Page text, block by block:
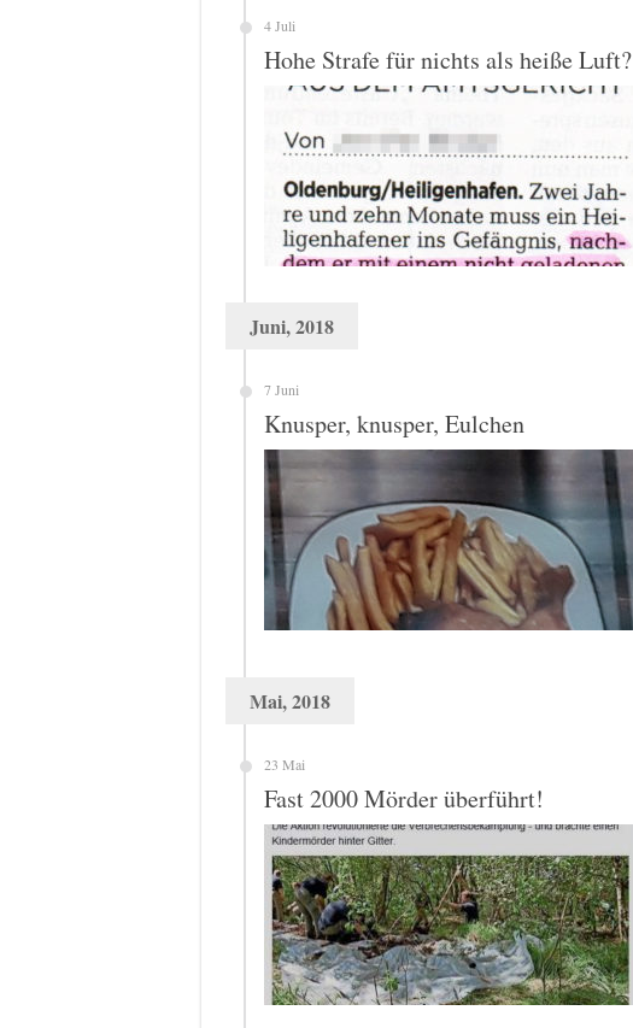
4 Juli
Hohe Strafe für nichts als heiße Luft?
Juni, 2018
7 Juni
Knusper, knusper, Eulchen
Mai, 2018
23 Mai
Fast 2000 Mörder überführt!